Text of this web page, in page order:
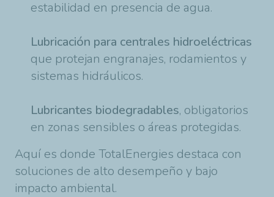
estabilidad en presencia de agua.
Lubricación para centrales hidroeléctricas
que protejan engranajes, rodamientos y
sistemas hidráulicos.
Lubricantes biodegradables, obligatorios
en zonas sensibles o áreas protegidas.
Aquí es donde TotalEnergies destaca con
soluciones de alto desempeño y bajo
impacto ambiental.